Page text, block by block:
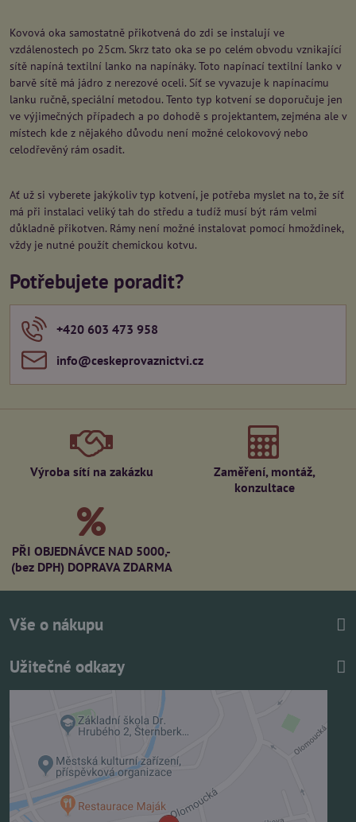
Kovová oka samostatně přikotvená do zdi se instalují ve
vzdálenostech po 25cm. Skrz tato oka se po celém obvodu vznikající
sítě napíná textilní lanko na napínáky. Toto napínací textilní lanko v
barvě sítě má jádro z nerezové oceli. Síť se vyvazuje k napínacímu
lanku ručně, speciální metodou. Tento typ kotvení se doporučuje jen
ve výjimečných případech a po dohodě s projektantem, zejména ale v
místech kde z nějakého důvodu není možné celokovový nebo
celodřevěný rám osadit.
Ať už si vyberete jakýkoliv typ kotvení, je potřeba myslet na to, že síť
má při instalaci veliký tah do středu a tudíž musí být rám velmi
důkladně přikotven. Rámy není možné instalovat pomocí hmoždinek,
vždy je nutné použít chemickou kotvu.
Potřebujete poradit?
+420 603 473 958
info​@ceskeprovaznictvi​.cz
Výroba sítí na zakázku
Zaměření, montáž,
konzultace
PŘI OBJEDNÁVCE NAD 5000,-
(bez DPH) DOPRAVA ZDARMA
Vše o nákupu
Užitečné odkazy
Externí obsah je blokován Volbami soukromí
Přejete si načíst externí obsah?